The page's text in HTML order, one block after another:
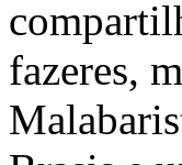
fazeres,